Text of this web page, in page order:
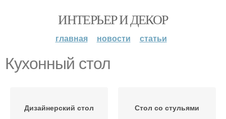
ИНТЕРЬЕР И ДЕКОР
главная новости статьи
Кухонный стол
Дизайнерский стол Стол со стульями